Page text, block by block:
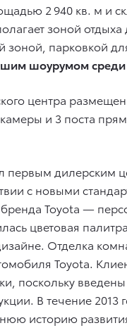
2 940 кв. м и
зоной
зоной, парковкой
шоурумом
центра
и 3 поста
первым дилерским
с новыми
Toyota —
цветовая
Отделка
Toyota.
поскольку
В течение
историю